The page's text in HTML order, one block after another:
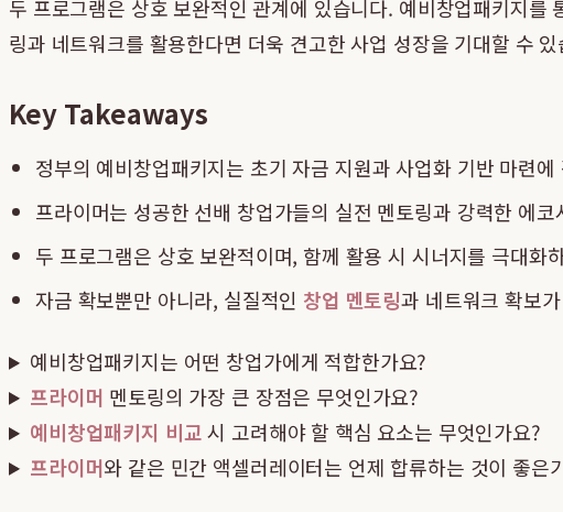
두 프로그램은 상호 보완적인 관계에 있습니다. 예비창업패키지
링과 네트워크를 활용한다면 더욱 견고한 사업 성장을 기대할 수
Key Takeaways
정부의 예비창업패키지는 초기 자금 지원과 사업화 기반 마련에
프라이머는 성공한 선배 창업가들의 실전 멘토링과 강력한 에
두 프로그램은 상호 보완적이며, 함께 활용 시 시너지를 극대화
자금 확보뿐만 아니라, 실질적인 창업 멘토링과 네트워크 확보
예비창업패키지는 어떤 창업가에게 적합한가요?
프라이머 멘토링의 가장 큰 장점은 무엇인가요?
예비창업패키지 비교시 고려해야 할 핵심 요소는 무엇인가요?
프라이머와 같은 민간 액셀러레이터는 언제 합류하는 것이 좋은